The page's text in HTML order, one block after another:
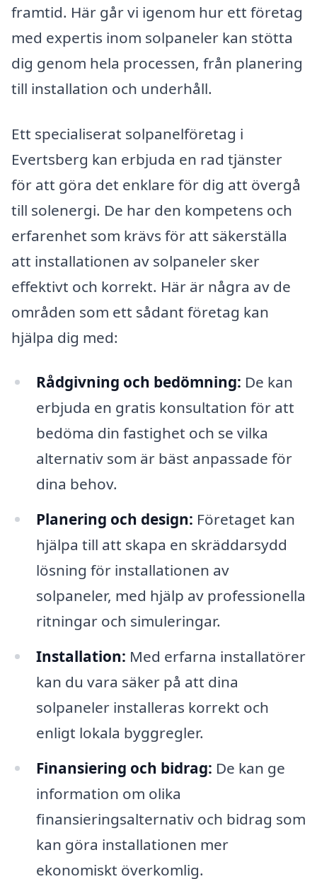
framtid. Här går vi igenom hur ett företag
med expertis inom solpaneler kan stötta
dig genom hela processen, från planering
till installation och underhåll.
Ett specialiserat solpanelföretag i
Evertsberg kan erbjuda en rad tjänster
för att göra det enklare för dig att övergå
till solenergi. De har den kompetens och
erfarenhet som krävs för att säkerställa
att installationen av solpaneler sker
effektivt och korrekt. Här är några av de
områden som ett sådant företag kan
hjälpa dig med:
Rådgivning och bedömning: De kan
erbjuda en gratis konsultation för att
bedöma din fastighet och se vilka
alternativ som är bäst anpassade för
dina behov.
Planering och design: Företaget kan
hjälpa till att skapa en skräddarsydd
lösning för installationen av
solpaneler, med hjälp av professionella
ritningar och simuleringar.
Installation: Med erfarna installatörer
kan du vara säker på att dina
solpaneler installeras korrekt och
enligt lokala byggregler.
Finansiering och bidrag: De kan ge
information om olika
finansieringsalternativ och bidrag som
kan göra installationen mer
ekonomiskt överkomlig.